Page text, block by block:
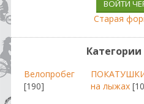
ВОЙТИ
Старая
Велопробег
[190]
на лыжах